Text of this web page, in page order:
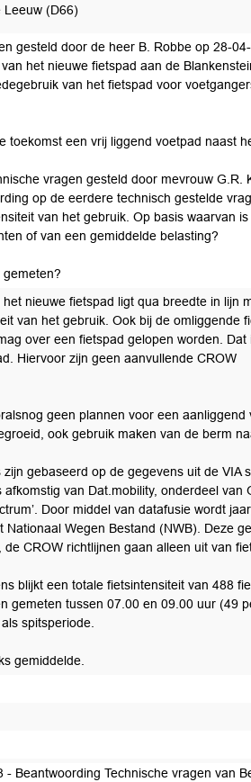
Leeuw (D66)
gesteld door de heer B. Robbe op 28-
het nieuwe fietspad aan de
van het fietspad voor
toekomst een vrij liggend voetpad naast
vragen gesteld door mevrouw G.R.
op de eerdere technisch gestelde
van het gebruik. Op basis waarvan
of van een gemiddelde belasting?
nieuwe fietspad ligt qua breedte in lijn
van het gebruik. Ook bij de omliggende
over een fietspad gelopen worden.
Hiervoor zijn geen aanvullende CROW
geen plannen voor een
ook gebruik maken van de berm
gebaseerd op de gegevens uit de
afkomstig van Dat.mobility, onderdeel
Door middel van datafusie wordt
Nationaal Wegen Bestand (NWB). Deze
de CROW richtlijnen gaan alleen uit van
blijkt een totale fietsintensiteit van 488
gemeten tussen 07.00 en 09.00 uur (49
spitsperiode.
gemiddelde.
- Beantwoording Technische vragen van